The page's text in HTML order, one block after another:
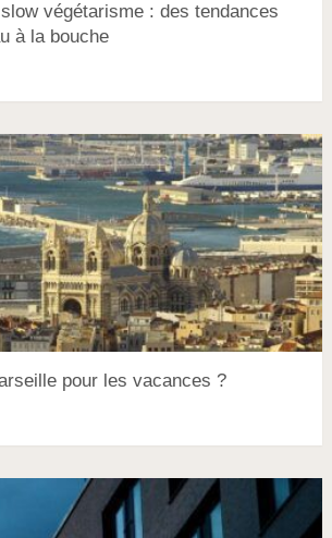
végétarisme : des tendances
à la bouche
pour les vacances ?